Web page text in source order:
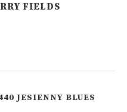
FIELDS
JESIENNY BLUES